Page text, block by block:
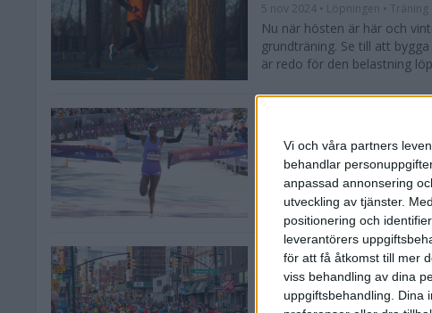
Vi och våra partners
behandlar
anpassad annonsering
utveckling av tjänster.
positionering och
leverantörers
för att få åtkomst till mer
viss behandling av dina
uppgiftsbehandling. Dina
5 nov 2024 • Löpningen • Träning
Nu när hösten är här och
grundträning. Se till att
är redo för den belastning
Nya vinnare i New
3 nov 2024
Efter tuffa spurtstrider blev
världens ledande
avgjordes på söndagen i
Historien om New
29 okt 2024
Söndagen den 3